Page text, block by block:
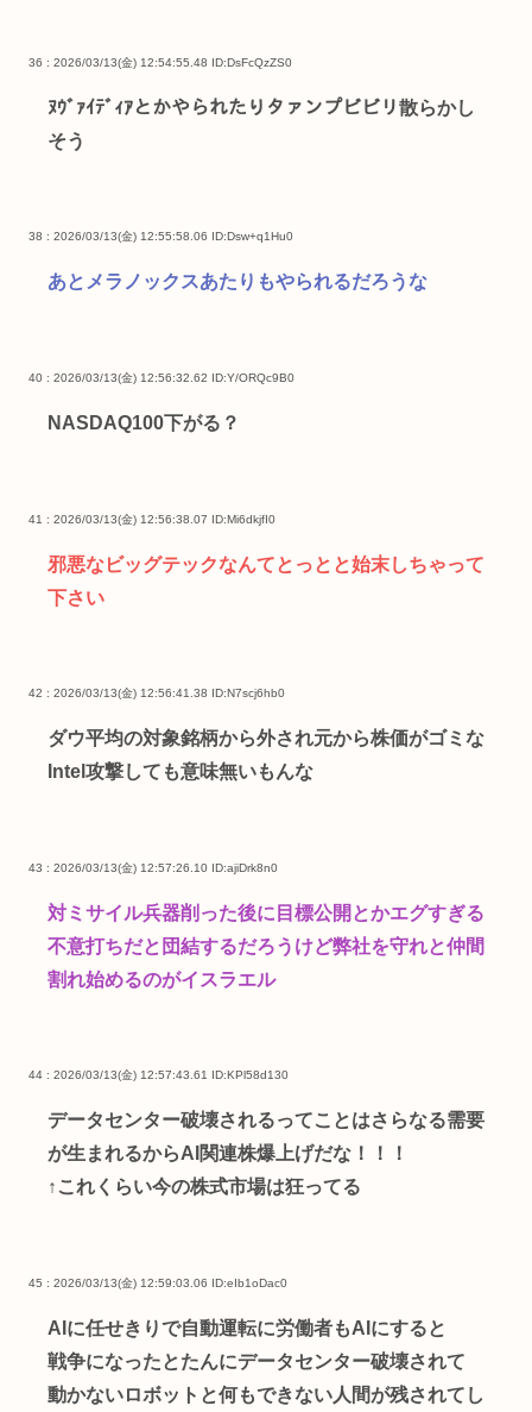
36 : 2026/03/13(金) 12:54:55.48 ID:DsFcQzZS0
ﾇｳﾞｧｲﾃﾞｨｱとかやられたりタァンプビビリ散らかし
そう
38 : 2026/03/13(金) 12:55:58.06 ID:Dsw+q1Hu0
あとメラノックスあたりもやられるだろうな
40 : 2026/03/13(金) 12:56:32.62 ID:Y/ORQc9B0
NASDAQ100下がる？
41 : 2026/03/13(金) 12:56:38.07 ID:Mi6dkjfI0
邪悪なビッグテックなんてとっとと始末しちゃって
下さい
42 : 2026/03/13(金) 12:56:41.38 ID:N7scj6hb0
ダウ平均の対象銘柄から外され元から株価がゴミな
Intel攻撃しても意味無いもんな
43 : 2026/03/13(金) 12:57:26.10 ID:ajiDrk8n0
対ミサイル兵器削った後に目標公開とかエグすぎる
不意打ちだと団結するだろうけど弊社を守れと仲間
割れ始めるのがイスラエル
44 : 2026/03/13(金) 12:57:43.61 ID:KPl58d130
データセンター破壊されるってことはさらなる需要
が生まれるからAI関連株爆上げだな！！！
↑これくらい今の株式市場は狂ってる
45 : 2026/03/13(金) 12:59:03.06 ID:eIb1oDac0
AIに任せきりで自動運転に労働者もAIにすると
戦争になったとたんにデータセンター破壊されて
動かないロボットと何もできない人間が残されてし